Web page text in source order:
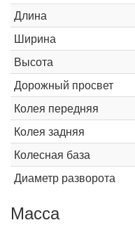
Длина
Ширина
Высота
Дорожный просвет
Колея передняя
Колея задняя
Колесная база
Диаметр разворота
Масса